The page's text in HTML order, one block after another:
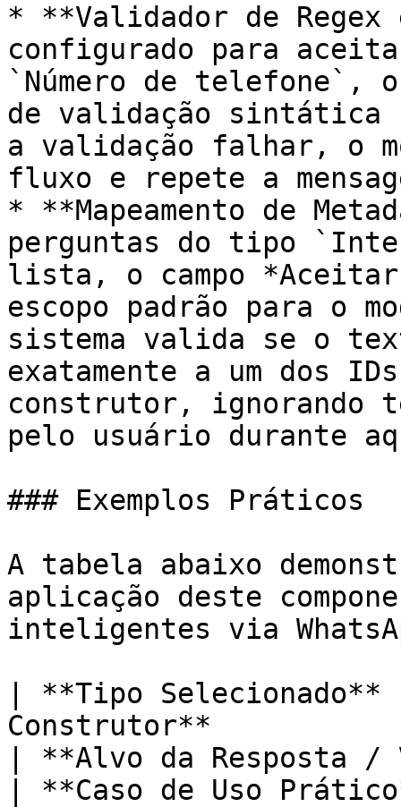
* **Validador de Regex
configurado para
`Número de telefone`,
de validação sintática
a validação falhar, o
fluxo e repete a
* **Mapeamento de
perguntas do tipo
lista, o campo
escopo padrão para o
sistema valida se o
exatamente a um dos
construtor, ignorando
pelo usuário durante
### Exemplos Práticos
A tabela abaixo
aplicação deste
inteligentes via
| **Tipo
Construtor**
| **Alvo da Resposta
| **Caso de Uso